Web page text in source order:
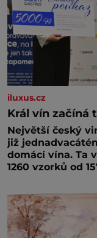
iluxus.cz
Král vín začíná
Největší český
již
domácí vína. Ta